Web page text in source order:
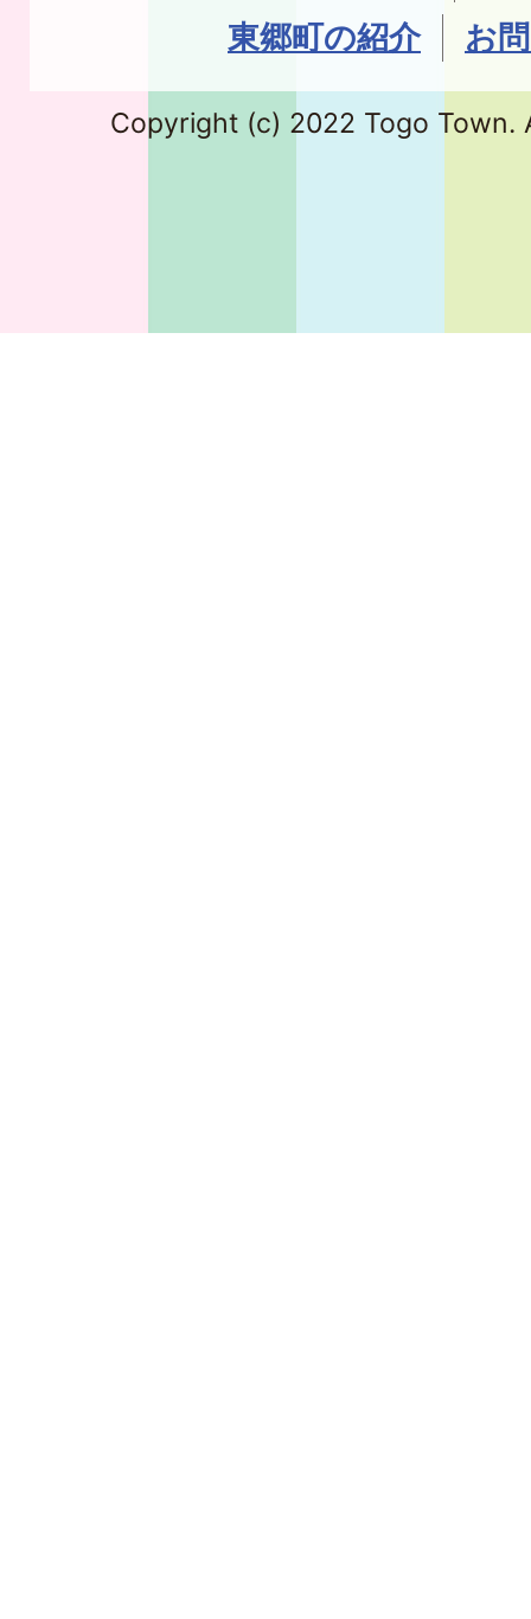
東郷町の紹介
お
Copyright (c) 2022 Togo Town.